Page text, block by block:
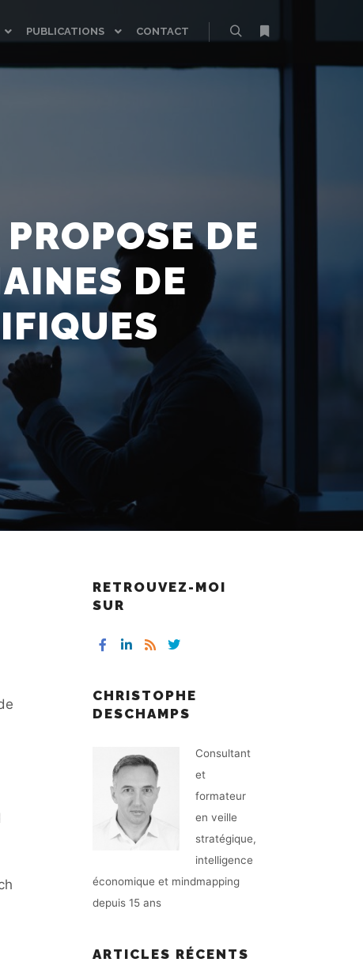
PUBLICATIONS
CONTACT
DE
DE
RETROUVEZ-MOI
SUR
CHRISTOPHE
DESCHAMPS
Consultant
et
formateur
en veille
stratégique,
intelligence
économique et mindmapping
depuis 15 ans
ARTICLES RÉCENTS